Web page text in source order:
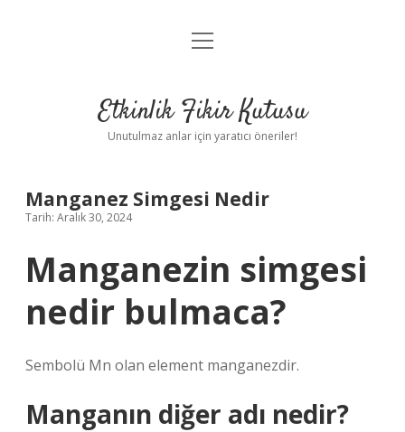
Anasayfa
Yasal Uyarı
menüyü
Etkinlik Fikir Kutusu
Unutulmaz anlar için yaratıcı öneriler!
Manganez Simgesi Nedir
Tarih: Aralık 30, 2024
Manganezin simgesi
nedir bulmaca?
Sembolü Mn olan element manganezdir.
Manganın diğer adı nedir?